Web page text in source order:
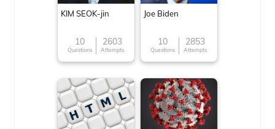
KIM SEOK-jin
10
Questions
2603
Attempts
Joe Biden
10
Questions
2853
Attempts